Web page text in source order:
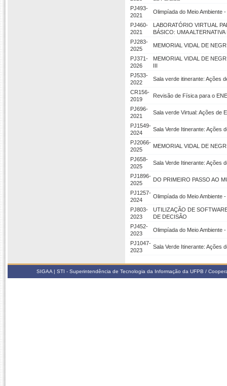
PJ493-
2021
Olimpíada do Meio Ambiente
PJ460-
2021
LABORATÓRIO VIRTUAL
BÁSICO: UMA
PJ283-
2025
MEMORIAL VIDAL DE
PJ371-
2026
MEMORIAL VIDAL DE
III
PJ533-
2022
Sala verde itinerante: Ações
CR156-
2019
Revisão de Física para o
PJ696-
2021
Sala verde Virtual: Ações de
PJ1549-
2024
Sala Verde Itinerante: Ações
PJ2066-
2025
MEMORIAL VIDAL DE
PJ658-
2025
Sala Verde Itinerante: Ações
PJ1896-
2025
DO PRIMEIRO PASSO AO
PJ1257-
2024
Olimpíada do Meio Ambiente
PJ803-
2023
UTILIZAÇÃO DE
DE DECISÃO
PJ452-
2023
Olimpíada do Meio Ambiente
PJ1047-
2023
Sala Verde Itinerante: Ações
SIGAA | STI - Superintendência de Tecnologia da Informação da UFPB /